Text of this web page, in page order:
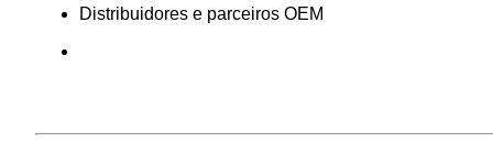
Distribuidores e parceiros OEM